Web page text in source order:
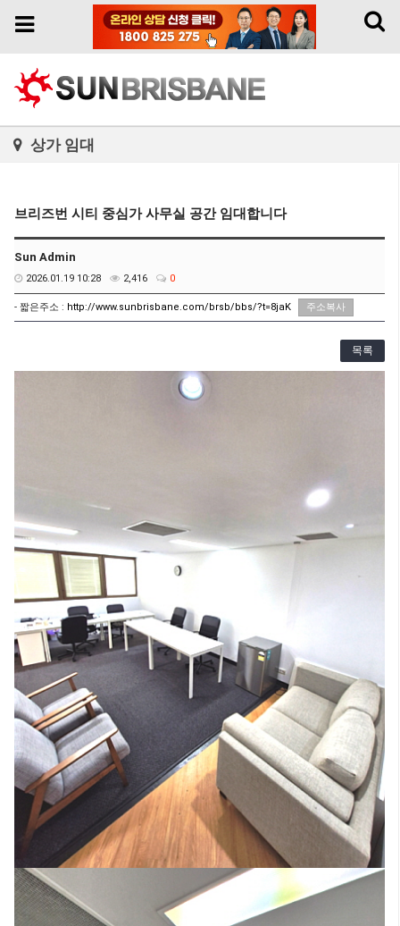
Toggle
Toggle
상가 임대
브리즈번 시티 중심가 사무실 공간 임대합니다
Sun Admin
2026.01.19 10:28 2,416 0
- 짧은주소 : http://www.sunbrisbane.com/brsb/bbs/?t=8jaK 주소복사
목록